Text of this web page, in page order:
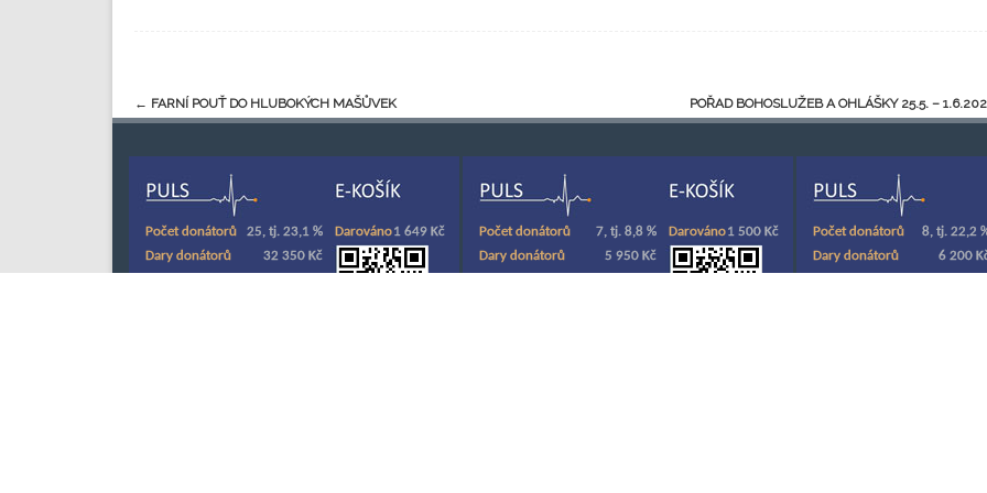
← FARNÍ POUŤ DO HLUBOKÝCH MAŠŮVEK POŘAD BOHOSLUŽEB A OHLÁŠKY 25.5. –